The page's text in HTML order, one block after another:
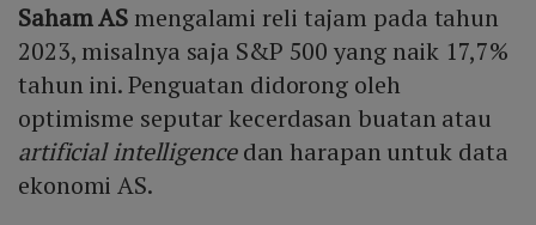
Saham AS mengalami reli tajam pada tahun
2023, misalnya saja S&P 500 yang naik 17,7%
tahun ini. Penguatan didorong oleh
optimisme seputar kecerdasan buatan atau
artificial intelligencedan harapan untuk data
ekonomi AS.